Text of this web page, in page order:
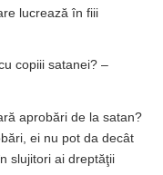
lucrează în fiii
copiii satanei? –
aprobări de la satan?
ei nu pot da decât
slujitori ai dreptăţii